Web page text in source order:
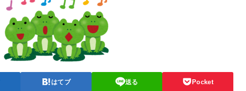
はてブ 送る Pocket